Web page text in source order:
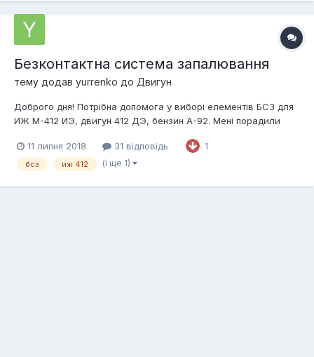
Безконтактна система запалювання
тему додав yurrenko до Двигун
Доброго дня! Потрібна допомога у виборі елементів БСЗ для
ИЖ М-412 ИЭ, двигун 412 ДЭ, бензин А-92. Мені порадили
МОСКВИЧ дв. УЗАМ 412 безконтактний (виробник м.Москва)
5406.3706 ; Коммутатор для ВАЗ 2108; Котушка з...
11 липня 2018 31 відповідь 1
бсз иж 412 (і ще 1)